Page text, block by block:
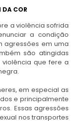
DA COR
a violência sofrida
a condição
agressões em uma
são atingidas
que fere a
em especial as
e principalmente
Essas agressões
nos transportes